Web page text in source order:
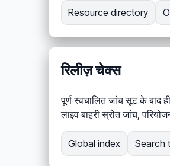
Resource directory
रिलीज़ चेक्स
पूर्ण स्वचालित जांच सूट के बाद
लाइव बाहरी स्रोत जांच,
Global index Search